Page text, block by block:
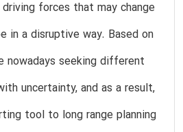
forces that may change
in a disruptive way. Based on
nowadays seeking different
uncertainty, and as a result,
tool to long range planning